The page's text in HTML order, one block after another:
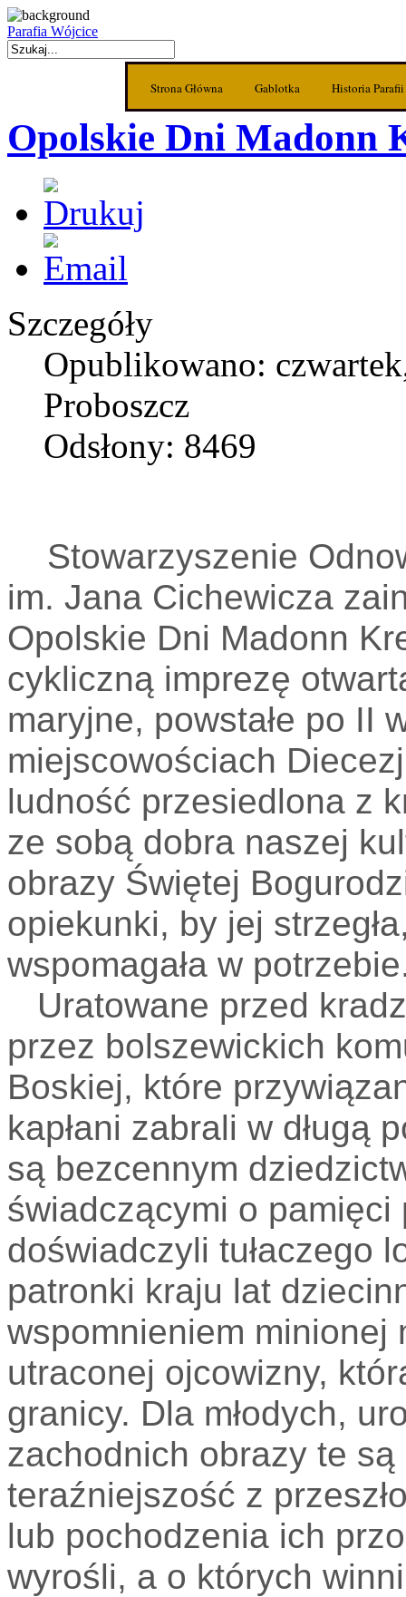
Parafia Wójcice
Strona Główna Gablotka Historia Parafii
Opolskie Dni Madonn
Szczegóły
Opublikowano:
Proboszcz
Odsłony: 8469
Stowarzyszenie
im. Jana Cichewicza
Opolskie Dni Madonn
cykliczną imprezę
maryjne, powstałe po II
miejscowościach
ludność przesiedlona z
ze sobą dobra naszej
obrazy Świętej
opiekunki, by jej
wspomagała w
Uratowane przed
przez bolszewickich
Boskiej, które
kapłani zabrali w długą
są bezcennym
świadczącymi o
doświadczyli tułaczego
patronki kraju lat
wspomnieniem minionej
utraconej ojcowizny,
granicy. Dla młodych,
zachodnich obrazy te są
teraźniejszość z
lub pochodzenia ich
wyrośli, a o których